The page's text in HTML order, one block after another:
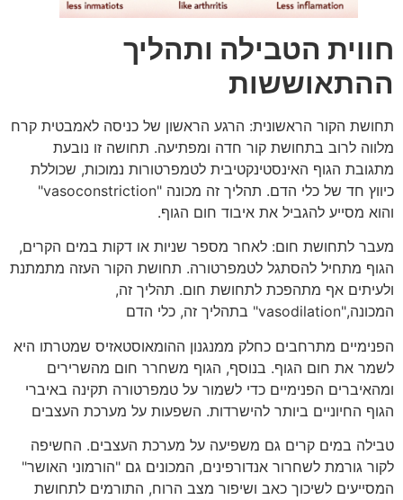
חווית הטבילה ותהליך
ההתאוששות
תחושת הקור הראשונית: הרגע הראשון של כניסה לאמבטית קרח
מלווה לרוב בתחושת קור חדה ומפתיעה. תחושה זו נובעת
מתגובת הגוף האינסטינקטיבית לטמפרטורות נמוכות, שכוללת
כיווץ חד של כלי הדם. תהליך זה מכונה "vasoconstriction"
והוא מסייע להגביל את איבוד חום הגוף.
מעבר לתחושת חום: לאחר מספר שניות או דקות במים הקרים,
הגוף מתחיל להסתגל לטמפרטורה. תחושת הקור העזה מתמתנת
ולעיתים אף מתהפכת לתחושת חום. תהליך זה,
המכונה,"vasodilation" בתהליך זה, כלי הדם
הפנימיים מתרחבים כחלק ממנגנון ההומאוסטאזיס שמטרתו היא
לשמר את חום הגוף. בנוסף, הגוף משחרר חום מהשרירים
ומהאיברים הפנימיים כדי לשמור על טמפרטורה תקינה באיברי
הגוף החיוניים ביותר להישרדות. השפעות על מערכת העצבים
טבילה במים קרים גם משפיעה על מערכת העצבים. החשיפה
לקור גורמת לשחרור אנדורפינים, המכונים גם "הורמוני האושר"
המסייעים לשיכוך כאב ושיפור מצב הרוח, התורמים לתחושת